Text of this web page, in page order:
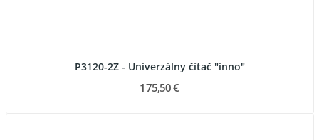
P3120-2Z - Univerzálny čítač "inno"
175,50 €